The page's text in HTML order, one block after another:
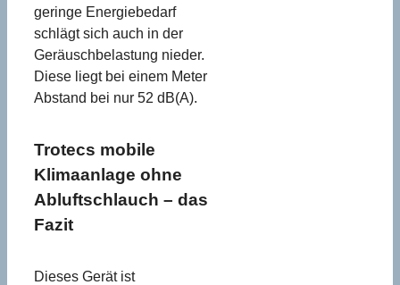
geringe Energiebedarf
schlägt sich auch in der
Geräuschbelastung nieder.
Diese liegt bei einem Meter
Abstand bei nur 52 dB(A).
Trotecs mobile
Klimaanlage ohne
Abluftschlauch – das
Fazit
Dieses Gerät ist